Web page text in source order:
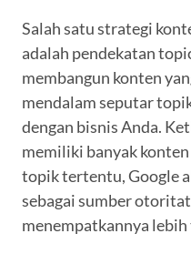
Salah satu strategi
adalah pendekatan
membangun konten
mendalam seputar
dengan bisnis Anda.
memiliki banyak
topik tertentu, Google
sebagai sumber
menempatkannya